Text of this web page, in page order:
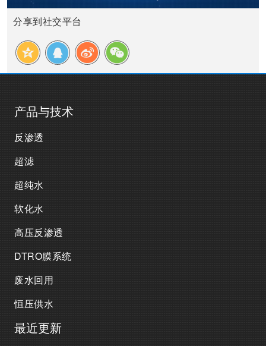
分享到社交平台
产品与技术
反渗透
超滤
超纯水
软化水
高压反渗透
DTRO膜系统
废水回用
恒压供水
最近更新